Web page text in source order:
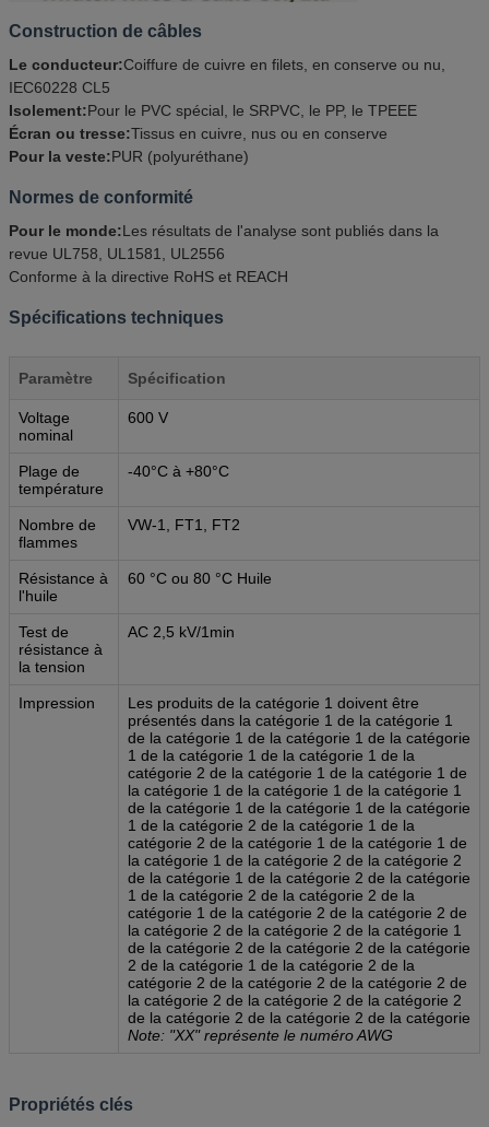
Construction de câbles
Le conducteur:Coiffure de cuivre en filets, en conserve ou nu,
IEC60228 CL5
Isolement:Pour le PVC spécial, le SRPVC, le PP, le TPEEE
Écran ou tresse:Tissus en cuivre, nus ou en conserve
Pour la veste:PUR (polyuréthane)
Normes de conformité
Pour le monde:Les résultats de l'analyse sont publiés dans la
revue UL758, UL1581, UL2556
Conforme à la directive RoHS et REACH
Spécifications techniques
Paramètre Spécification
Voltage
nominal
600 V
Plage de
température
-40°C à +80°C
Nombre de
flammes
VW-1, FT1, FT2
Résistance à
l'huile
60 °C ou 80 °C Huile
Test de
résistance à
la tension
AC 2,5 kV/1min
Impression
Les produits de la catégorie 1 doivent être
présentés dans la catégorie 1 de la catégorie 1
de la catégorie 1 de la catégorie 1 de la catégorie
1 de la catégorie 1 de la catégorie 1 de la
catégorie 2 de la catégorie 1 de la catégorie 1 de
la catégorie 1 de la catégorie 1 de la catégorie 1
de la catégorie 1 de la catégorie 1 de la catégorie
1 de la catégorie 2 de la catégorie 1 de la
catégorie 2 de la catégorie 1 de la catégorie 1 de
la catégorie 1 de la catégorie 2 de la catégorie 2
de la catégorie 1 de la catégorie 2 de la catégorie
1 de la catégorie 2 de la catégorie 2 de la
catégorie 1 de la catégorie 2 de la catégorie 2 de
la catégorie 2 de la catégorie 2 de la catégorie 1
de la catégorie 2 de la catégorie 2 de la catégorie
2 de la catégorie 1 de la catégorie 2 de la
catégorie 2 de la catégorie 2 de la catégorie 2 de
la catégorie 2 de la catégorie 2 de la catégorie 2
de la catégorie 2 de la catégorie 2 de la catégorie
Note: "XX" représente le numéro AWG
Propriétés clés